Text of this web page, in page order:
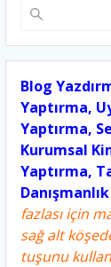
Blog
Yaptırma,
Yaptırma,
Kurumsal
Yaptırma,
fazlası için
sağ alt
tuşunu